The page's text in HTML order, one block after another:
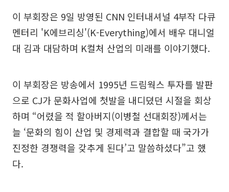
이 부회장은 9일 방영된 CNN 인터내셔널 4부작 다큐
멘터리 'K에브리싱'(K-Everything)에서 배우 대니얼
대 김과 대담하며 K컬처 산업의 미래를 이야기했다.
이 부회장은 방송에서 1995년 드림웍스 투자를 발판
으로 CJ가 문화사업에 첫발을 내디뎠던 시절을 회상
하며 “어렸을 적 할아버지(이병철 선대회장)께서는
늘 ‘문화의 힘이 산업 및 경제력과 결합할 때 국가가
진정한 경쟁력을 갖추게 된다’고 말씀하셨다”고 했
다.